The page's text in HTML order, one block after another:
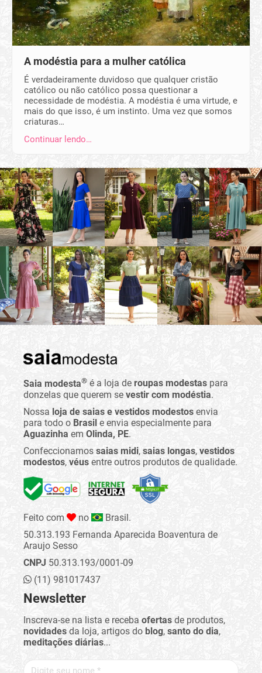
A modéstia para a mulher católica
É verdadeiramente duvidoso que qualquer cristão
católico ou não católico possa questionar a
necessidade de modéstia. A modéstia é uma virtude, e
mais do que isso, é um instinto. Uma vez que somos
criaturas…
Continuar lendo…
Saia modesta® é a loja de roupas modestas para
donzelas que querem se vestir com modéstia.
Nossa loja de saias e vestidos modestos envia
para todo o Brasil e envia especialmente para
Aguazinha em Olinda, PE.
Confeccionamos saias midi, saias longas, vestidos
modestos, véus entre outros produtos de qualidade.
Feito com no
Brasil.
50.313.193 Fernanda Aparecida Boaventura de
Araujo Sesso
CNPJ 50.313.193/0001-09
(11) 981017437
Newsletter
Inscreva-se na lista e receba ofertas de produtos,
novidades da loja, artigos do blog, santo do dia,
meditações diárias...